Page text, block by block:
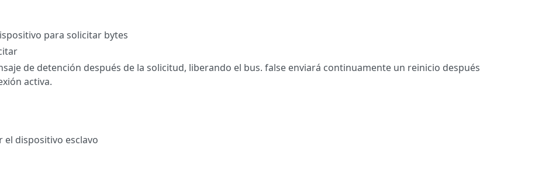
para solicitar bytes
de detención después de la solicitud, liberando el bus. false enviará continuamente un reinicio después
activa.
el dispositivo esclavo